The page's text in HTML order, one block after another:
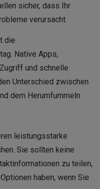
sicher, dass Ihr
verursacht.
die
Native Apps,
und schnelle
Unterschied zwischen
dem Herumfummeln
leistungsstarke
Sie sollten keine
zu teilen,
haben, wenn Sie